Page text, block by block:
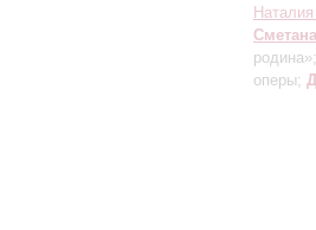
Сметана
оперы;